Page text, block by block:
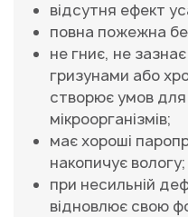
відсутня ефект
повна пожежна
не гниє, не
гризунами або
створює умов для
мікроорганізмів;
має хороші
накопичує вологу;
при несильній
відновлює свою